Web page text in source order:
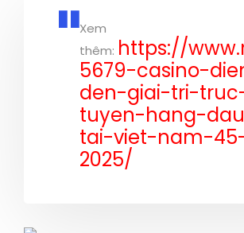
Xem
thêm: https://
5679-casino-
den-giai-tri-
tuyen-hang-
tai-viet-nam-
2025/